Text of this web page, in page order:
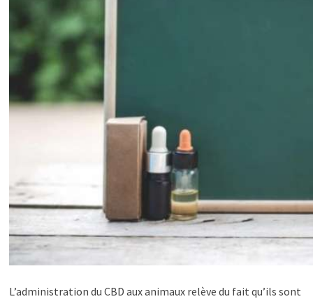
L’administration du CBD aux animaux relève du fait qu’ils sont